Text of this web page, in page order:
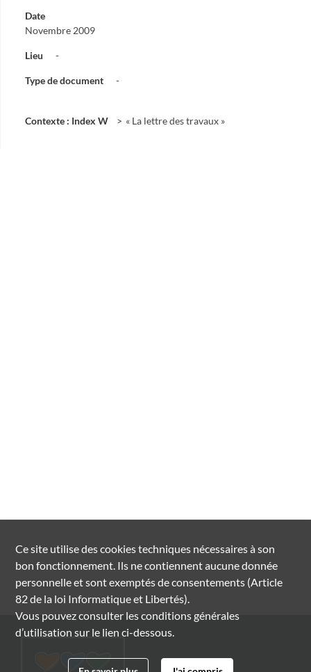
Date
Novembre 2009
Lieu -
Type de document -
Contexte : Index W « La lettre des travaux »
Ce site utilise descookiestechniques nécessaires à son
bon fonctionnement. Ils ne contiennent aucune donnée
personnelle et sont exemptés de consentements (Article
82 de la loi Informatique et Libertés).
Vous pouvez consulter les conditions générales
d’utilisation sur le lien ci-dessous.